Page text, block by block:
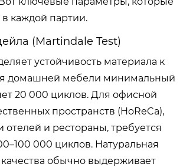
каждой партии.
(Martindale Test)
устойчивость материала к
домашней мебели минимальный
20 000 циклов. Для офисной
пространств (HoReCa),
отелей и рестораны, требуется
000 циклов. Натуральная
обычно выдерживает